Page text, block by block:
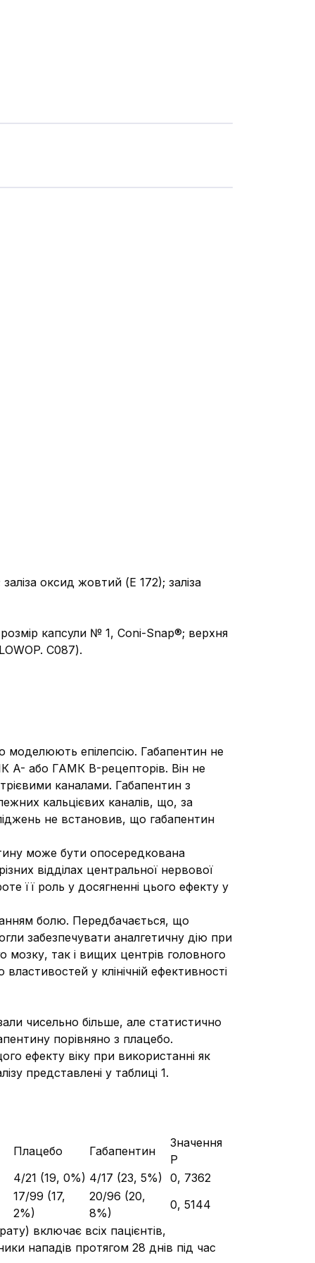
оксид жовтий (Е 172); заліза
капсули № 1, Coni-Snap®; верхня
C087).
моделюють епілепсію. Габапентин не
A- або ГАМК B-рецепторів. Він не
каналами. Габапентин з
кальцієвих каналів, що, за
не встановив, що габапентин
може бути опосередкована
відділах центральної нервової
її роль у досягненні цього ефекту у
болю. Передбачається, що
забезпечувати аналгетичну дію при
так і вищих центрів головного
у клінічній ефективності
чисельно більше, але статистично
порівняно з плацебо.
ефекту віку при використанні як
представлені у таблиці 1.
Плацебо Габапентин
Значення
P
4/21 (19, 0%) 4/17 (23, 5%) 0, 7362
17/99 (17,
2%)
20/96 (20,
8%)
0, 5144
включає всіх пацієнтів,
нападів протягом 28 днів під час